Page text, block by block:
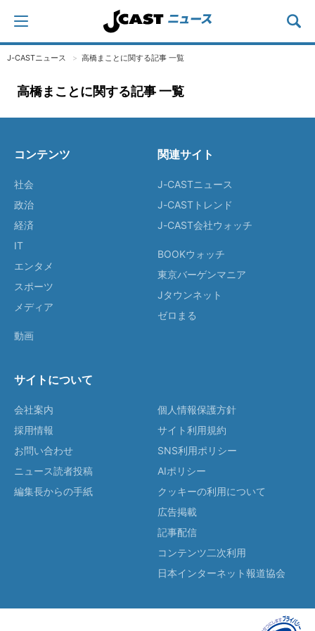
J-CASTニュース 高橋まことに関する記事 一覧
高橋まことに関する記事 一覧
コンテンツ
社会
政治
経済
IT
エンタメ
スポーツ
メディア
動画
関連サイト
J-CASTニュース
J-CASTトレンド
J-CAST会社ウォッチ
BOOKウォッチ
東京バーゲンマニア
Jタウンネット
ゼロまる
サイトについて
会社案内
採用情報
お問い合わせ
ニュース読者投稿
編集長からの手紙
個人情報保護方針
サイト利用規約
SNS利用ポリシー
AIポリシー
クッキーの利用について
広告掲載
記事配信
コンテンツ二次利用
日本インターネット報道協会